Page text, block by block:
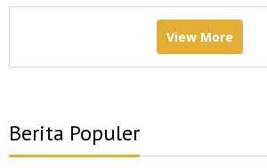
View More
Berita Populer